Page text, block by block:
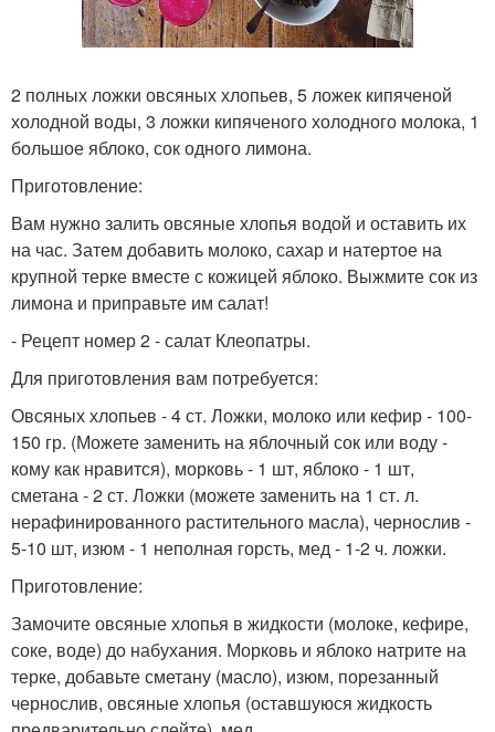
2 полных ложки овсяных хлопьев, 5 ложек кипяченой
холодной воды, 3 ложки кипяченого холодного молока, 1
большое яблоко, сок одного лимона.
Приготовление:
Вам нужно залить овсяные хлопья водой и оставить их
на час. Затем добавить молоко, сахар и натертое на
крупной терке вместе с кожицей яблоко. Выжмите сок из
лимона и приправьте им салат!
- Рецепт номер 2 - салат Клеопатры.
Для приготовления вам потребуется:
Овсяных хлопьев - 4 ст. Ложки, молоко или кефир - 100-
150 гр. (Можете заменить на яблочный сок или воду -
кому как нравится), морковь - 1 шт, яблоко - 1 шт,
сметана - 2 ст. Ложки (можете заменить на 1 ст. л.
нерафинированного растительного масла), чернослив -
5-10 шт, изюм - 1 неполная горсть, мед - 1-2 ч. ложки.
Приготовление:
Замочите овсяные хлопья в жидкости (молоке, кефире,
соке, воде) до набухания. Морковь и яблоко натрите на
терке, добавьте сметану (масло), изюм, порезанный
чернослив, овсяные хлопья (оставшуюся жидкость